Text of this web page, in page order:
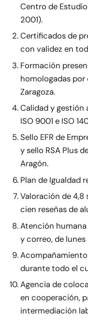
Centro de
2001).
Certificados de
con validez en
Formación
homologadas por
Zaragoza.
Calidad y gestión
ISO 9001 e ISO
Sello EFR de
y sello RSA Plus
Aragón.
Plan de Igualdad
Valoración de 4,8
cien reseñas de
Atención
y correo, de lunes
durante todo el
Agencia de
en cooperación,
intermediación